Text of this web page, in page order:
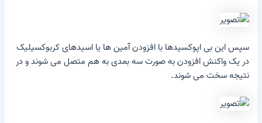
سپس این بی اپوکسیدها با افزودن آمین ها یا اسیدهای کربوکسیلیک
در یک واکنش افزودن به صورت سه بعدی به هم متصل می شوند و در
نتیجه سخت می شوند.